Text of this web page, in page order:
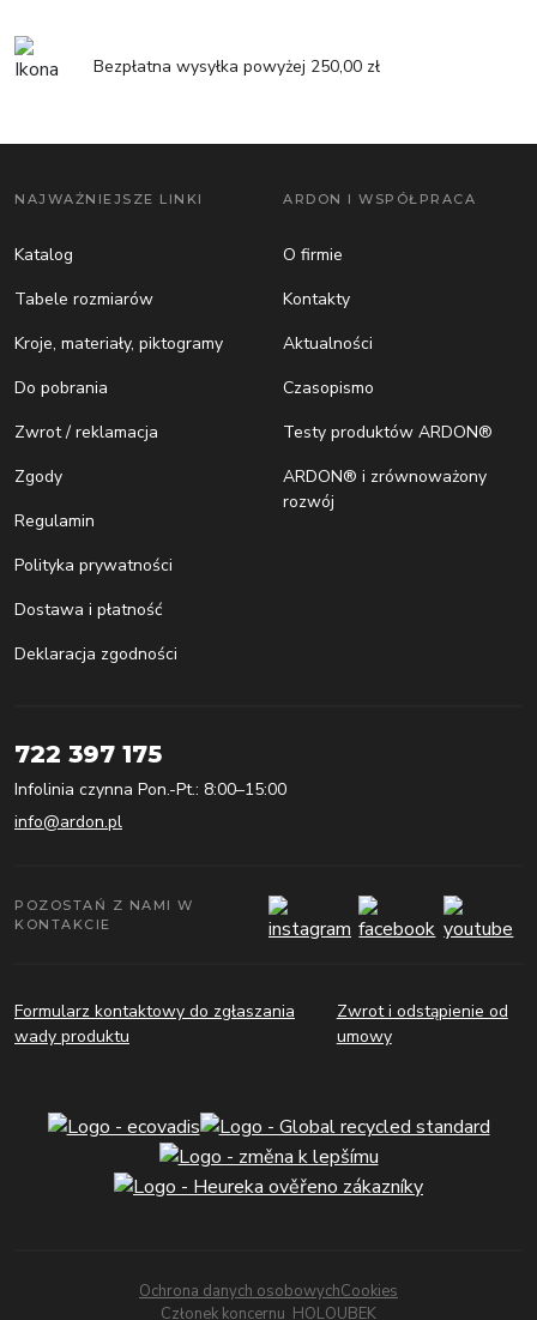
Bezpłatna wysyłka powyżej 250,00 zł
NAJWAŻNIEJSZE LINKI
Katalog
Tabele rozmiarów
Kroje, materiały, piktogramy
Do pobrania
Zwrot / reklamacja
Zgody
Regulamin
Polityka prywatności
Dostawa i płatność
Deklaracja zgodności
ARDON I WSPÓŁPRACA
O firmie
Kontakty
Aktualności
Czasopismo
Testy produktów ARDON®
ARDON® i zrównoważony
rozwój
722 397 175
Infolinia czynna Pon.-Pt.: 8:00–15:00
info@ardon.pl
POZOSTAŃ Z NAMI W
KONTAKCIE
Formularz kontaktowy do zgłaszania
wady produktu
Zwrot i odstąpienie od
umowy
Ochrona danych osobowychCookies
Członek koncernu HOLOUBEK